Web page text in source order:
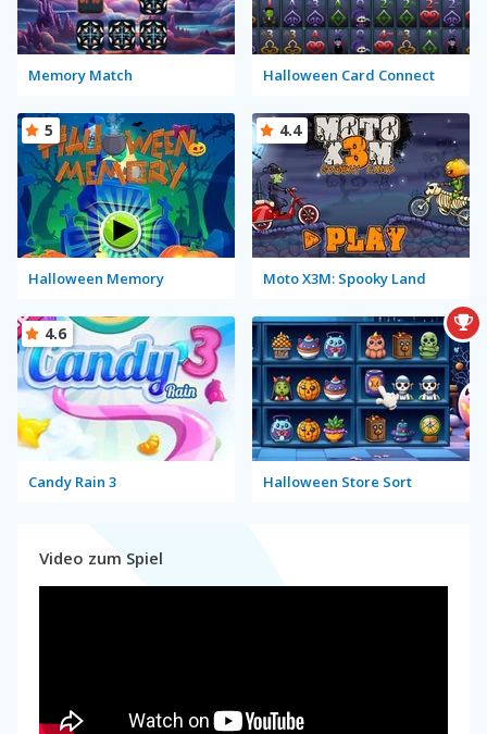
Memory Match Halloween Card Connect
Halloween Memory
5
Moto X3M: Spooky Land
4.4
Candy Rain 3
4.6
Halloween Store Sort
Video zum Spiel